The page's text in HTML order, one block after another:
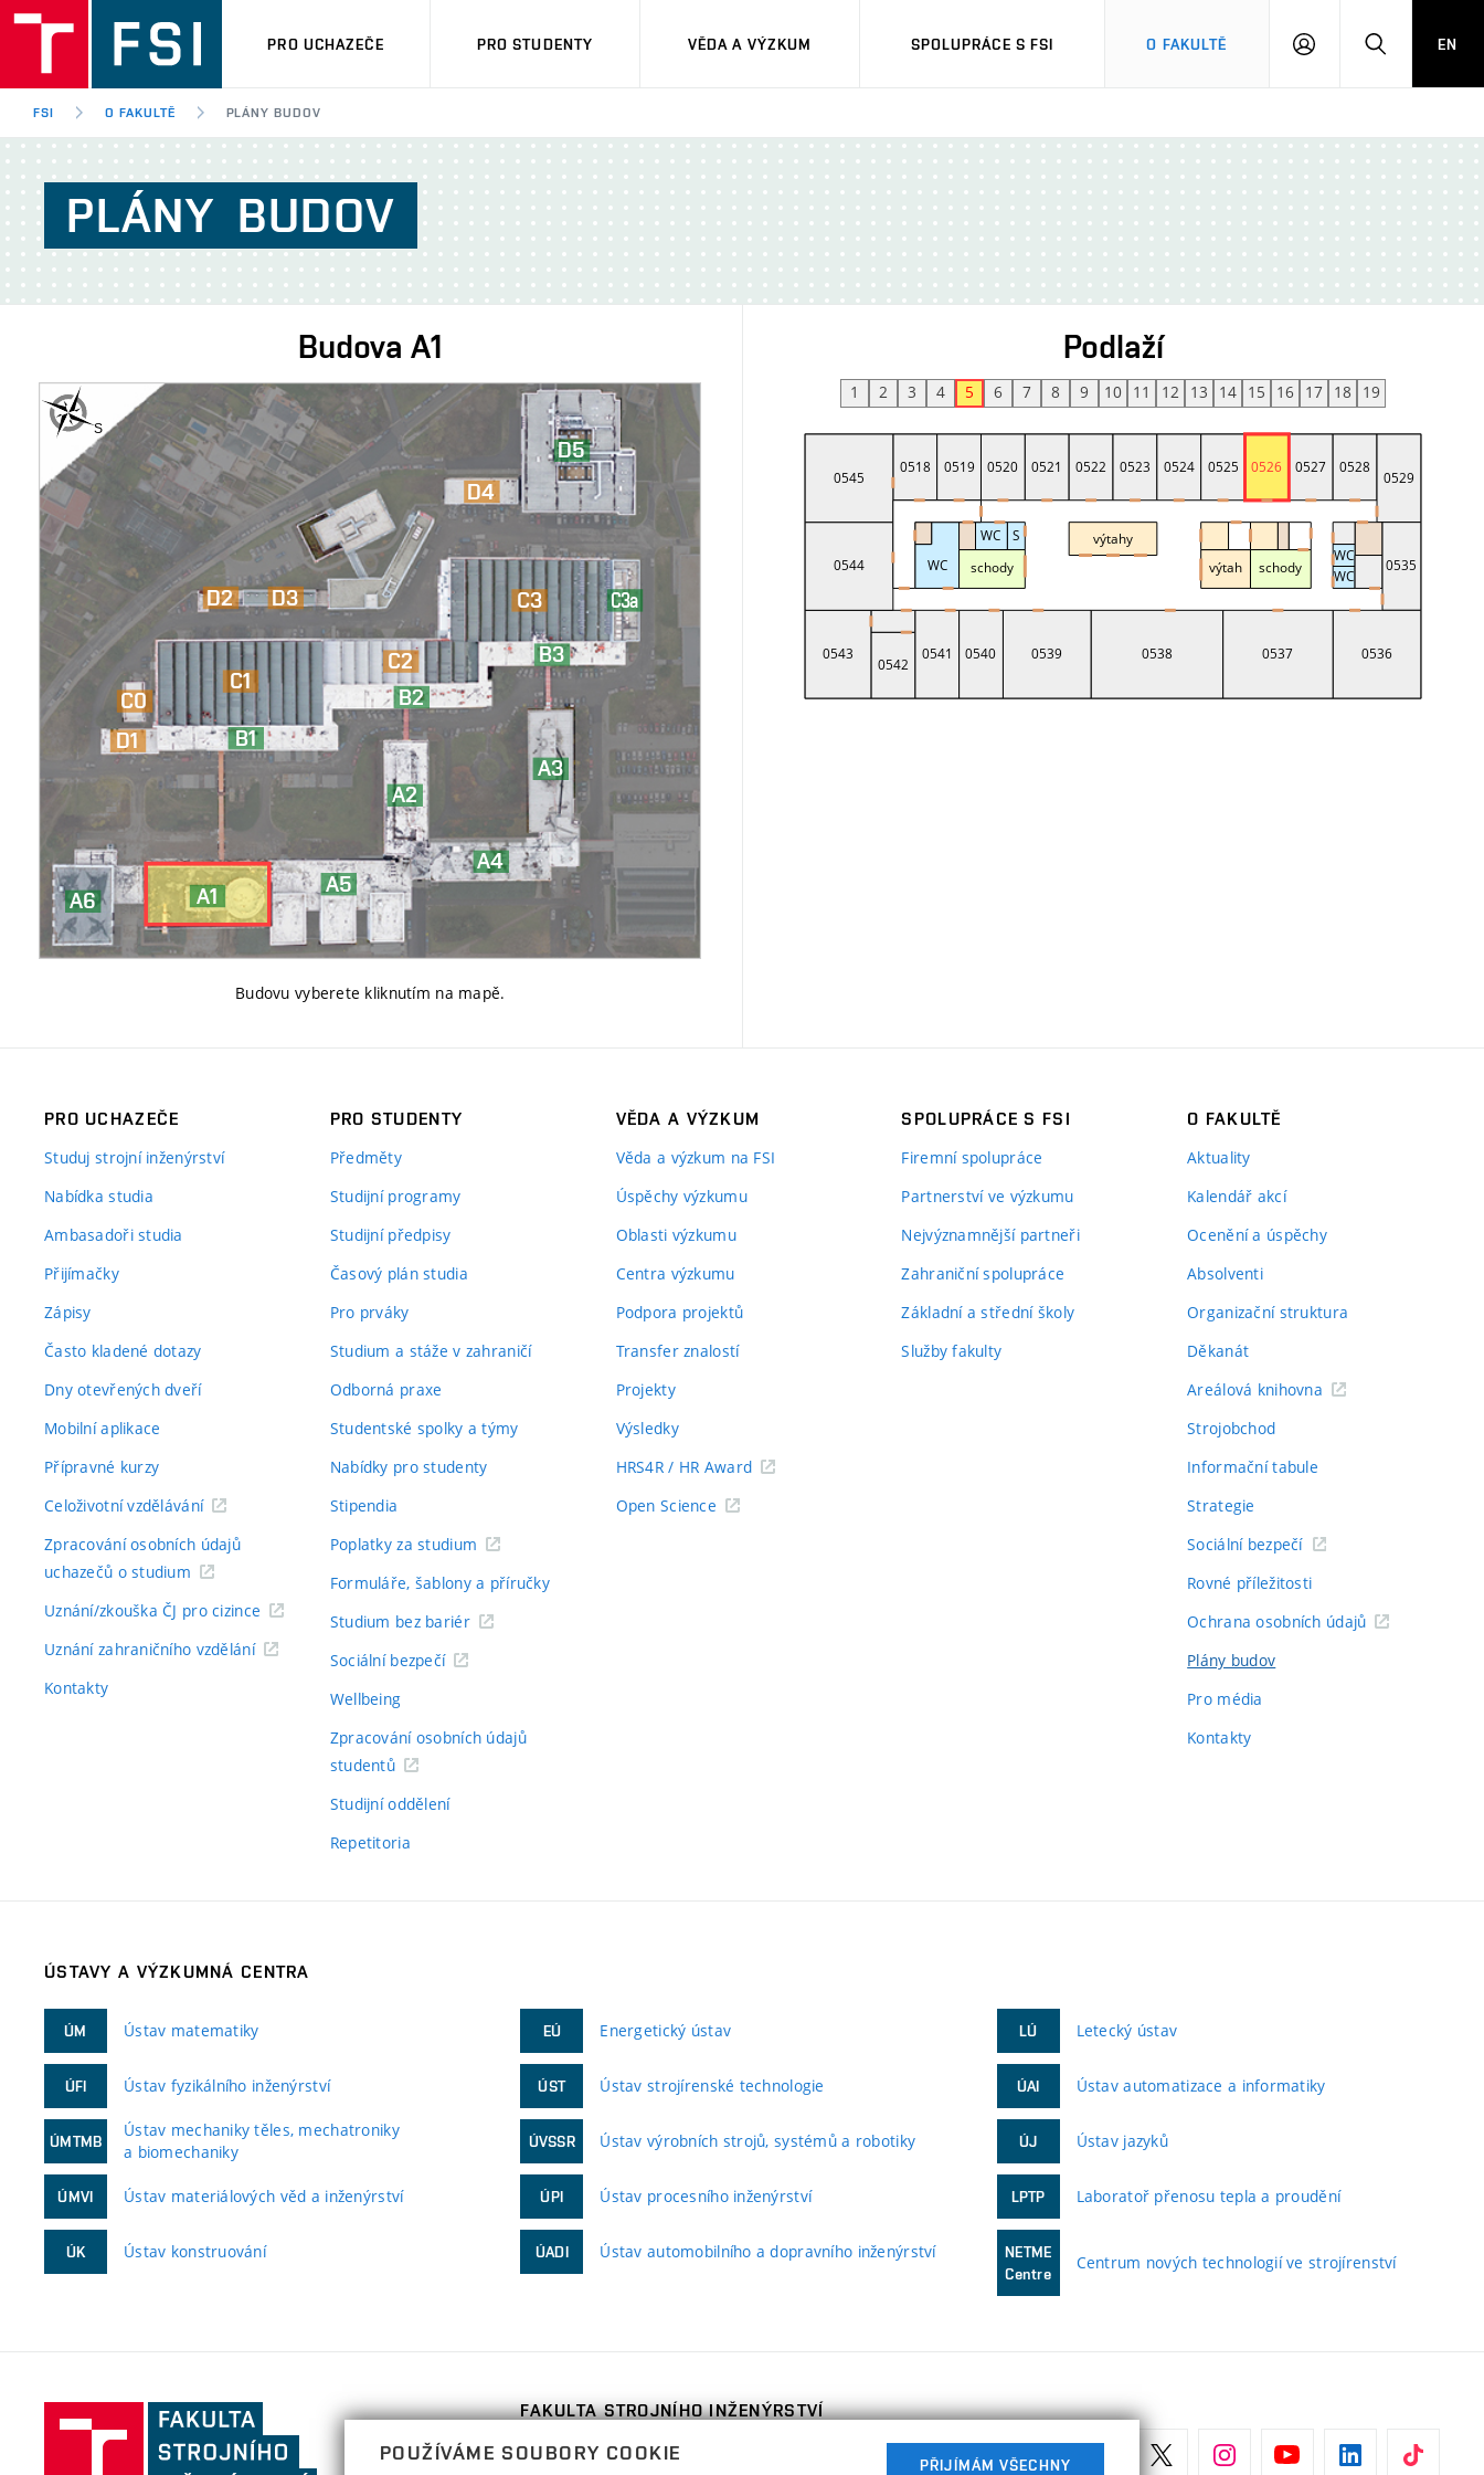
PRO UCHAZEČE PRO STUDENTY VĚDA A VÝZKUM SPOLUPRÁCE S FSI O FAKULTĚ
PŘIHLÁŠENÍHLEDAT
EN
FSI O FAKULTĚ PLÁNY BUDOV
PLÁNY BUDOV
Budova A1
Budovu vyberete kliknutím na mapě.
Podlaží
1 2 3 4 5 6 7 8 9 10 11 12 13 14 15 16 17 18 19
PRO UCHAZEČE
Studuj strojní inženýrství
Nabídka studia
Ambasadoři studia
Přijímačky
Zápisy
Často kladené dotazy
Dny otevřených dveří
Mobilní aplikace
Přípravné kurzy
Celoživotní vzdělávání
Zpracování osobních údajů
uchazečů o studium
Uznání/zkouška ČJ pro cizince
Uznání zahraničního vzdělání
Kontakty
PRO STUDENTY
Předměty
Studijní programy
Studijní předpisy
Časový plán studia
Pro prváky
Studium a stáže v zahraničí
Odborná praxe
Studentské spolky a týmy
Nabídky pro studenty
Stipendia
Poplatky za studium
Formuláře, šablony a příručky
Studium bez bariér
Sociální bezpečí
Wellbeing
Zpracování osobních údajů
studentů
Studijní oddělení
Repetitoria
VĚDA A VÝZKUM
Věda a výzkum na FSI
Úspěchy výzkumu
Oblasti výzkumu
Centra výzkumu
Podpora projektů
Transfer znalostí
Projekty
Výsledky
HRS4R / HR Award
Open Science
SPOLUPRÁCE S FSI
Firemní spolupráce
Partnerství ve výzkumu
Nejvýznamnější partneři
Zahraniční spolupráce
Základní a střední školy
Služby fakulty
O FAKULTĚ
Aktuality
Kalendář akcí
Ocenění a úspěchy
Absolventi
Organizační struktura
Děkanát
Areálová knihovna
Strojobchod
Informační tabule
Strategie
Sociální bezpečí
Rovné příležitosti
Ochrana osobních údajů
Plány budov
Pro média
Kontakty
ÚSTAVY A VÝZKUMNÁ CENTRA
ÚM Ústav matematiky
ÚFI Ústav fyzikálního inženýrství
ÚMTMB
Ústav mechaniky těles, mechatroniky
a biomechaniky
ÚMVI Ústav materiálových věd a inženýrství
ÚK Ústav konstruování
EÚ Energetický ústav
ÚST Ústav strojírenské technologie
ÚVSSR Ústav výrobních strojů, systémů a robotiky
ÚPI Ústav procesního inženýrství
ÚADI Ústav automobilního a dopravního inženýrství
LÚ Letecký ústav
ÚAI Ústav automatizace a informatiky
ÚJ Ústav jazyků
LPTP Laboratoř přenosu tepla a proudění
NETME
Centre
Centrum nových technologií ve strojírenství
Fakulta
inženýrství,
FAKULTA STROJNÍHO INŽENÝRSTVÍ
Technická 2896/2
POUŽÍVÁME SOUBORY COOKIE
PŘIJÍMÁM VŠECHNY